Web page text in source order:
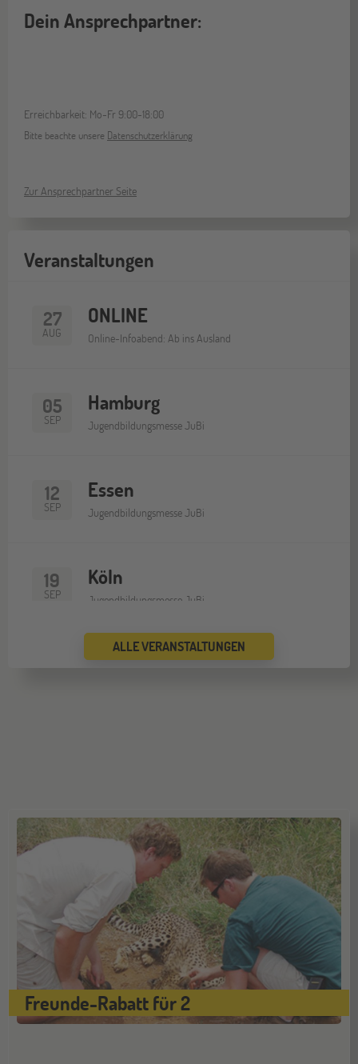
Dein Ansprechpartner:
Erreichbarkeit: Mo-Fr 9:00-18:00
Bitte beachte unsere Datenschutzerklärung
Zur Ansprechpartner Seite
Veranstaltungen
27
AUG
ONLINE
Online-Infoabend: Ab ins Ausland
05
SEP
Hamburg
Jugendbildungsmesse JuBi
12
SEP
Essen
Jugendbildungsmesse JuBi
19
SEP
Köln
Jugendbildungsmesse JuBi
Bremen
26 Mannheim
Jugendbildungsmesse JuBi
29
SEP
ONLINE
Online-Infoabend: Ab ins Ausland
10 Gräfelfing
ALLE VERANSTALTUNGEN
Freunde-Rabatt für 2